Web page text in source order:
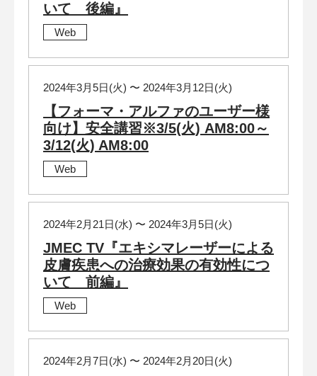
いて 後編』
Web
2024年3月5日(火) 〜 2024年3月12日(火)
【フォーマ・アルファのユーザー様
向け】安全講習※3/5(火) AM8:00～
3/12(火) AM8:00
Web
2024年2月21日(水) 〜 2024年3月5日(火)
JMEC TV『エキシマレーザーによる
皮膚疾患への治療効果の有効性につ
いて 前編』
Web
2024年2月7日(水) 〜 2024年2月20日(火)